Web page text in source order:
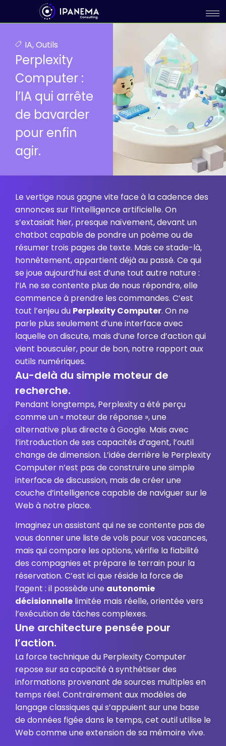
IA,Outils
Perplexity
Computer :
l’IA qui arrête
de bavarder
pour enfin
agir.
Le vertige nous gagne vite face à la cadence des
annonces sur l’intelligence artificielle. On
s’extasiait hier, presque naïvement, devant un
chatbot capable de pondre un poème ou de
résumer trois pages de texte. Mais ce stade-là,
honnêtement, appartient déjà au passé. Ce qui
se joue aujourd’hui est d’une tout autre nature :
l’IA ne se contente plus de nous répondre, elle
commence à prendre les commandes. C’est
tout l’enjeu du Perplexity Computer. On ne
parle plus seulement d’une interface avec
laquelle on discute, mais d’une force d’action qui
vient bousculer, pour de bon, notre rapport aux
outils numériques.
Au-delà du simple moteur de
recherche.
Pendant longtemps, Perplexity a été perçu
comme un « moteur de réponse », une
alternative plus directe à Google. Mais avec
l’introduction de ses capacités d’agent, l’outil
change de dimension. L’idée derrière le Perplexity
Computer n’est pas de construire une simple
interface de discussion, mais de créer une
couche d’intelligence capable de naviguer sur le
Web à notre place.
Imaginez un assistant qui ne se contente pas de
vous donner une liste de vols pour vos vacances,
mais qui compare les options, vérifie la fiabilité
des compagnies et prépare le terrain pour la
réservation. C’est ici que réside la force de
l’agent : il possède une autonomie
décisionnelle limitée mais réelle, orientée vers
l’exécution de tâches complexes.
Une architecture pensée pour
l’action.
La force technique du Perplexity Computer
repose sur sa capacité à synthétiser des
informations provenant de sources multiples en
temps réel. Contrairement aux modèles de
langage classiques qui s’appuient sur une base
de données figée dans le temps, cet outil utilise le
Web comme une extension de sa mémoire vive.